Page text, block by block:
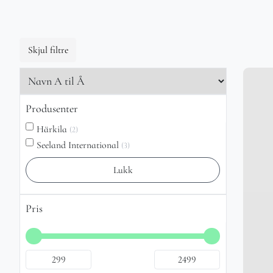
Skjul filtre
Produsenter
Härkila (2)
Seeland International (3)
Lukk
Pris